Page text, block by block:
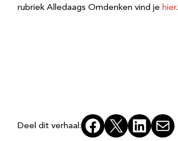
rubriek Alledaags Omdenken vind je hier.
Deel dit verhaal: Facebook
X LinkedInE-mail